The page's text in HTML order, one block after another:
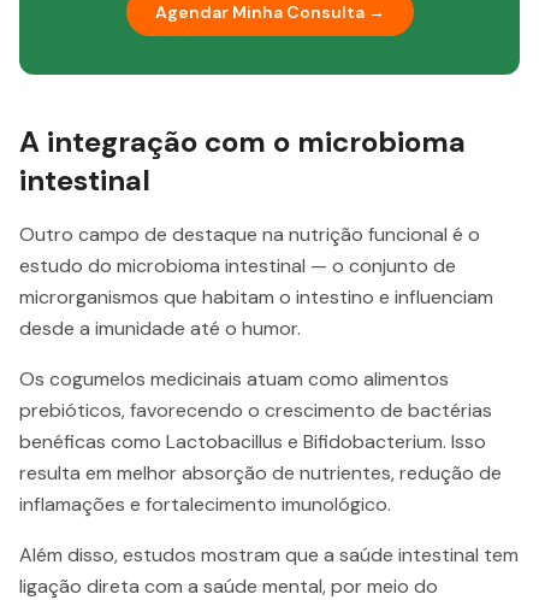
Agendar Minha Consulta →
A integração com o microbioma
intestinal
Outro campo de destaque na nutrição funcional é o
estudo do microbioma intestinal — o conjunto de
microrganismos que habitam o intestino e influenciam
desde a imunidade até o humor.
Os cogumelos medicinais atuam como alimentos
prebióticos, favorecendo o crescimento de bactérias
benéficas como Lactobacillus e Bifidobacterium. Isso
resulta em melhor absorção de nutrientes, redução de
inflamações e fortalecimento imunológico.
Além disso, estudos mostram que a saúde intestinal tem
ligação direta com a saúde mental, por meio do